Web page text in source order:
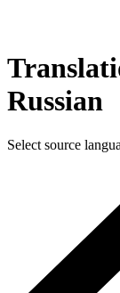
Russian
Select source